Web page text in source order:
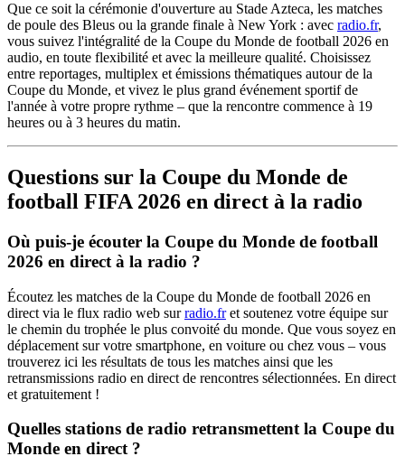
Que ce soit la cérémonie d'ouverture au Stade Azteca, les matches
de poule des Bleus ou la grande finale à New York : avec radio.fr,
vous suivez l'intégralité de la Coupe du Monde de football 2026 en
audio, en toute flexibilité et avec la meilleure qualité. Choisissez
entre reportages, multiplex et émissions thématiques autour de la
Coupe du Monde, et vivez le plus grand événement sportif de
l'année à votre propre rythme – que la rencontre commence à 19
heures ou à 3 heures du matin.
Questions sur la Coupe du Monde de
football FIFA 2026 en direct à la radio
Où puis-je écouter la Coupe du Monde de football
2026 en direct à la radio ?
Écoutez les matches de la Coupe du Monde de football 2026 en
direct via le flux radio web surradio.fret soutenez votre équipe sur
le chemin du trophée le plus convoité du monde. Que vous soyez en
déplacement sur votre smartphone, en voiture ou chez vous – vous
trouverez ici les résultats de tous les matches ainsi que les
retransmissions radio en direct de rencontres sélectionnées. En direct
et gratuitement !
Quelles stations de radio retransmettent la Coupe du
Monde en direct ?